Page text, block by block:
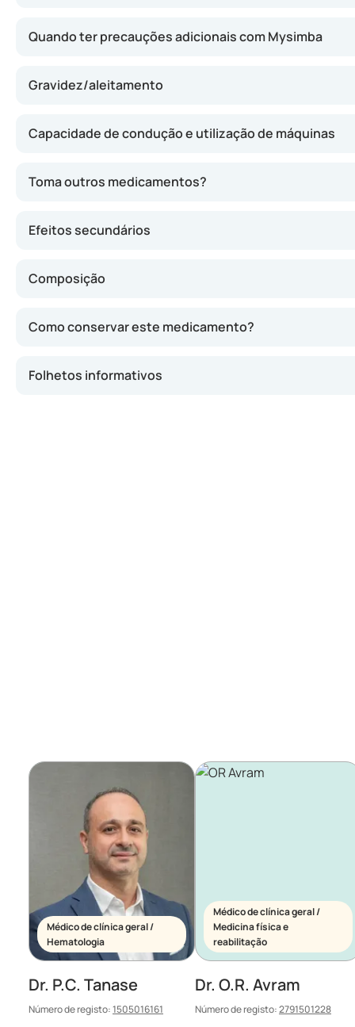
Quando ter precauções adicionais com Mysimba
Gravidez/aleitamento
Capacidade de condução e utilização de máquinas
Toma outros medicamentos?
Efeitos secundários
Composição
Como conservar este medicamento?
Folhetos informativos
Médico de clínica geral /
Hematologia
Dr. P.C. Tanase
Número de registo:1505016161
Médico de clínica geral /
Medicina física e
reabilitação
Dr. O.R. Avram
Número de registo:2791501228